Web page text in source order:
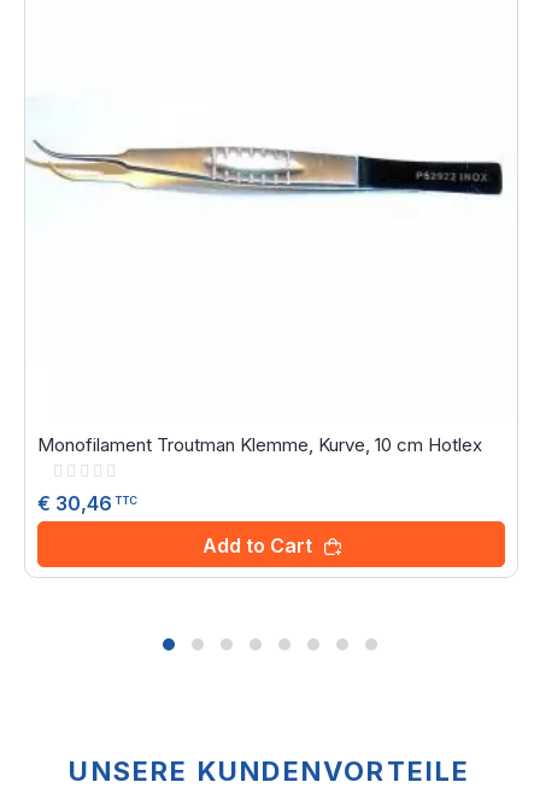
Monofilament Troutman Klemme, Kurve, 10 cm Hotlex
Rating:
€ 30,46 TTC
Add to Cart
UNSERE KUNDENVORTEILE